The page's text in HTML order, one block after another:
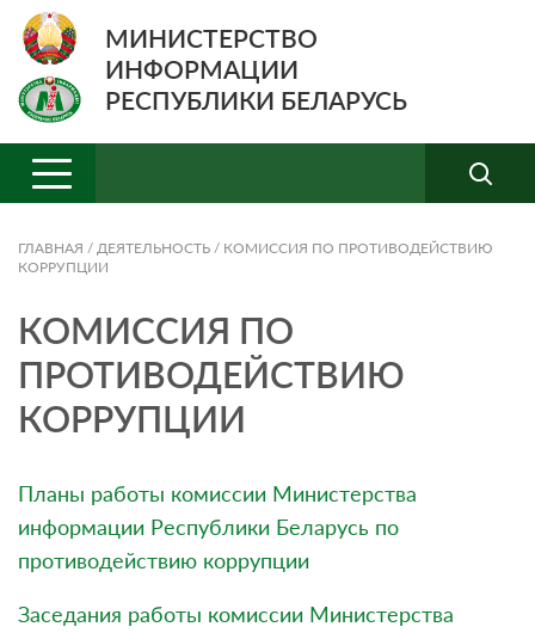
МИНИСТЕРСТВО
ИНФОРМАЦИИ
РЕСПУБЛИКИ БЕЛАРУСЬ
ГЛАВНАЯ / ДЕЯТЕЛЬНОСТЬ / КОМИССИЯ ПО ПРОТИВОДЕЙСТВИЮ
КОРРУПЦИИ
КОМИССИЯ ПО
ПРОТИВОДЕЙСТВИЮ
КОРРУПЦИИ
Планы работы комиссии Министерства
информации Республики Беларусь по
противодействию коррупции
Заседания работы комиссии Министерства